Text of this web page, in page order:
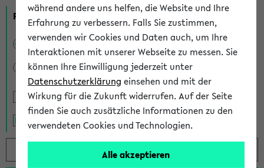
Filtern
Alle Bachelor
Master of Arts / Science
Master of Education
auslaufende Module zeigen
Volltextsuche nutzen*
während andere uns helfen, die Website und Ihre
Erfahrung zu verbessern. Falls Sie zustimmen,
verwenden wir Cookies und Daten auch, um Ihre
Interaktionen mit unserer Webseite zu messen. Sie
können Ihre Einwilligung jederzeit unter
Datenschutzerklärung einsehen und mit der
Wirkung für die Zukunft widerrufen. Auf der Seite
finden Sie auch zusätzliche Informationen zu den
verwendeten Cookies und Technologien.
Alle akzeptieren